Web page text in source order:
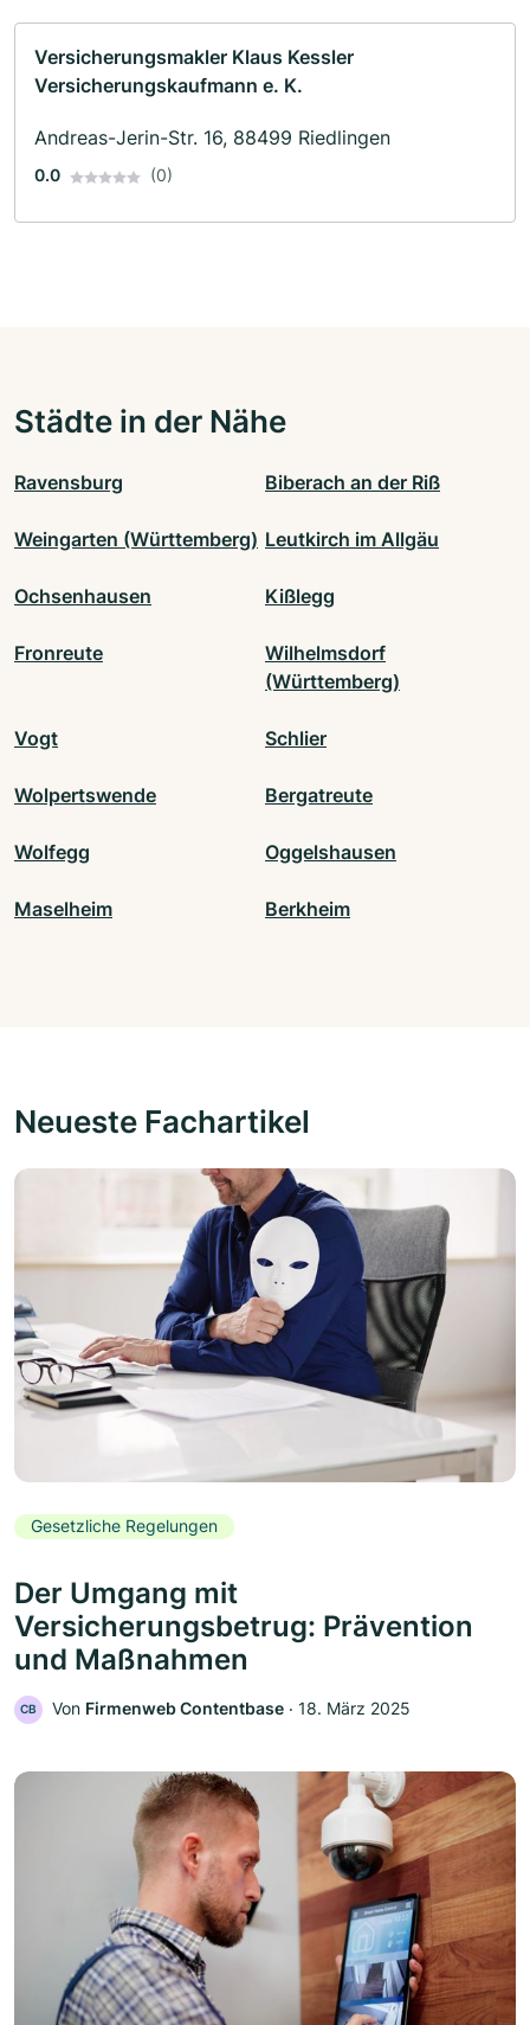
Versicherungsmakler Klaus Kessler
Versicherungskaufmann e. K.
Andreas-Jerin-Str. 16, 88499 Riedlingen
0.0 (0)
Städte in der Nähe
Ravensburg Biberach an der Riß
Weingarten (Württemberg) Leutkirch im Allgäu
Ochsenhausen Kißlegg
Fronreute
Wilhelmsdorf
(Württemberg)
Vogt Schlier
Wolpertswende Bergatreute
Wolfegg Oggelshausen
Maselheim Berkheim
Neueste Fachartikel
Gesetzliche Regelungen
Der Umgang mit
Versicherungsbetrug: Prävention
und Maßnahmen
CB Von Firmenweb Contentbase ‧ 18. März 2025